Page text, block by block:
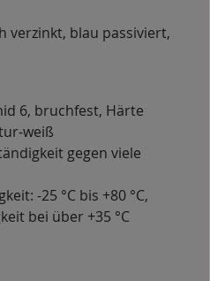
verzinkt, blau passiviert,
6, bruchfest, Härte
weiß
gegen viele
-25 °C bis +80 °C,
bei über +35 °C